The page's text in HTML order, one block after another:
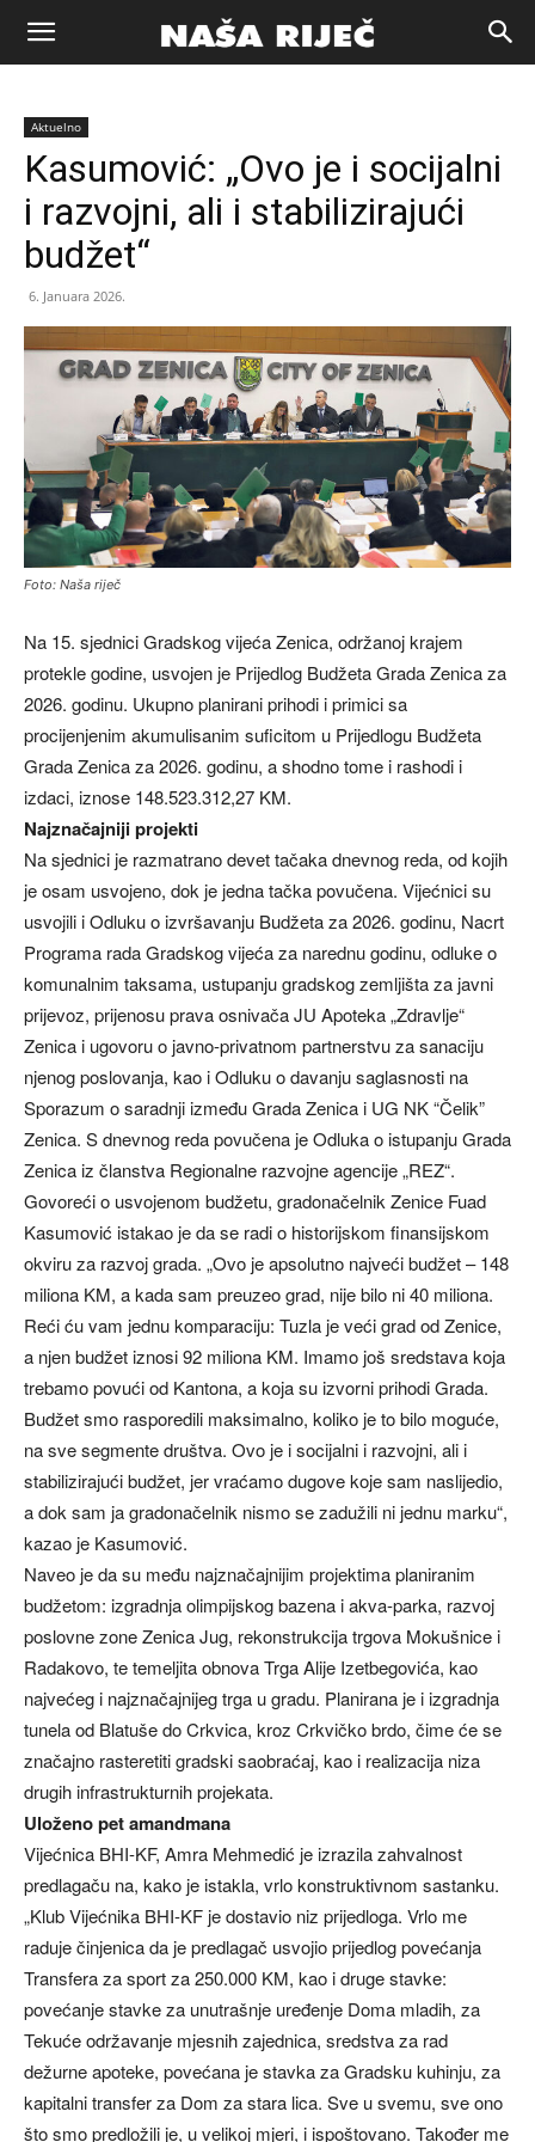
Naša
riječ
Zenica
Aktuelno
Kasumović: „Ovo je i socijalni
i razvojni, ali i stabilizirajući
budžet“
6. Januara 2026.
Foto: Naša riječ
Na 15. sjednici Gradskog vijeća Zenica, održanoj krajem
protekle godine, usvojen je Prijedlog Budžeta Grada Zenica za
2026. godinu. Ukupno planirani prihodi i primici sa
procijenjenim akumulisanim suficitom u Prijedlogu Budžeta
Grada Zenica za 2026. godinu, a shodno tome i rashodi i
izdaci, iznose 148.523.312,27 KM.
Najznačajniji projekti
Na sjednici je razmatrano devet tačaka dnevnog reda, od kojih
je osam usvojeno, dok je jedna tačka povučena. Vijećnici su
usvojili i Odluku o izvršavanju Budžeta za 2026. godinu, Nacrt
Programa rada Gradskog vijeća za narednu godinu, odluke o
komunalnim taksama, ustupanju gradskog zemljišta za javni
prijevoz, prijenosu prava osnivača JU Apoteka „Zdravlje“
Zenica i ugovoru o javno-privatnom partnerstvu za sanaciju
njenog poslovanja, kao i Odluku o davanju saglasnosti na
Sporazum o saradnji između Grada Zenica i UG NK “Čelik”
Zenica. S dnevnog reda povučena je Odluka o istupanju Grada
Zenica iz članstva Regionalne razvojne agencije „REZ“.
Govoreći o usvojenom budžetu, gradonačelnik Zenice Fuad
Kasumović istakao je da se radi o historijskom finansijskom
okviru za razvoj grada. „Ovo je apsolutno najveći budžet – 148
miliona KM, a kada sam preuzeo grad, nije bilo ni 40 miliona.
Reći ću vam jednu komparaciju: Tuzla je veći grad od Zenice,
a njen budžet iznosi 92 miliona KM. Imamo još sredstava koja
trebamo povući od Kantona, a koja su izvorni prihodi Grada.
Budžet smo rasporedili maksimalno, koliko je to bilo moguće,
na sve segmente društva. Ovo je i socijalni i razvojni, ali i
stabilizirajući budžet, jer vraćamo dugove koje sam naslijedio,
a dok sam ja gradonačelnik nismo se zadužili ni jednu marku“,
kazao je Kasumović.
Naveo je da su među najznačajnijim projektima planiranim
budžetom: izgradnja olimpijskog bazena i akva-parka, razvoj
poslovne zone Zenica Jug, rekonstrukcija trgova Mokušnice i
Radakovo, te temeljita obnova Trga Alije Izetbegovića, kao
najvećeg i najznačajnijeg trga u gradu. Planirana je i izgradnja
tunela od Blatuše do Crkvica, kroz Crkvičko brdo, čime će se
značajno rasteretiti gradski saobraćaj, kao i realizacija niza
drugih infrastrukturnih projekata.
Uloženo pet amandmana
Vijećnica BHI-KF, Amra Mehmedić je izrazila zahvalnost
predlagaču na, kako je istakla, vrlo konstruktivnom sastanku.
„Klub Vijećnika BHI-KF je dostavio niz prijedloga. Vrlo me
raduje činjenica da je predlagač usvojio prijedlog povećanja
Transfera za sport za 250.000 KM, kao i druge stavke:
povećanje stavke za unutrašnje uređenje Doma mladih, za
Tekuće održavanje mjesnih zajednica, sredstva za rad
dežurne apoteke, povećana je stavka za Gradsku kuhinju, za
kapitalni transfer za Dom za stara lica. Sve u svemu, sve ono
što smo predložili je, u velikoj mjeri, i ispoštovano. Također me